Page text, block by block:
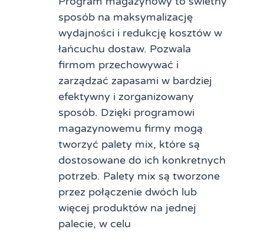
sposób na maksymalizację
wydajności i redukcję kosztów w
łańcuchu dostaw. Pozwala
firmom przechowywać i
zarządzać zapasami w bardziej
efektywny i zorganizowany
sposób. Dzięki programowi
magazynowemu firmy mogą
tworzyć palety mix, które są
dostosowane do ich konkretnych
potrzeb. Palety mix są tworzone
przez połączenie dwóch lub
więcej produktów na jednej
palecie, w celu